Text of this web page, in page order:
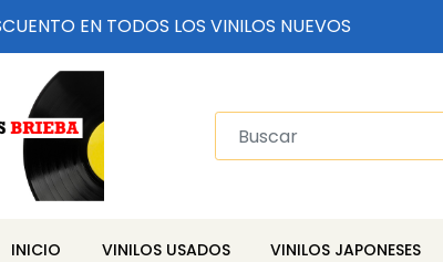
EN TODOS LOS VINILOS NUEVOS
INICIO VINILOS USADOS VINILOS JAPONESES